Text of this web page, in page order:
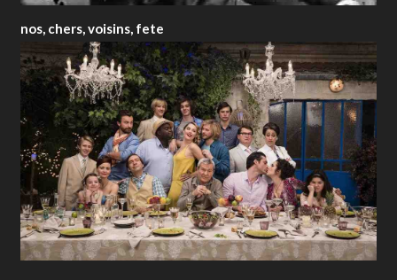
nos, chers, voisins, fete